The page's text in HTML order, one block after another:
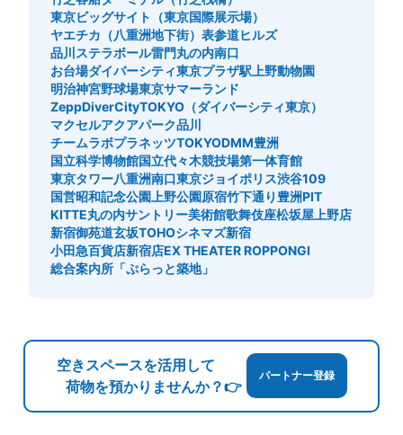
東京ビッグサイト（東京国際展示場）
ヤエチカ（八重洲地下街） 表参道ヒルズ
品川ステラボール雷門丸の内南口
お台場ダイバーシティ東京プラザ駅 上野動物園
明治神宮野球場東京サマーランド
ZeppDiverCityTOKYO（ダイバーシティ東京）
マクセルアクアパーク品川
チームラボプラネッツTOKYODMM豊洲
国立科学博物館国立代々木競技場第一体育館
東京タワー八重洲南口東京ジョイポリス渋谷109
国営昭和記念公園 上野公園原宿竹下通り 豊洲PIT
KITTE丸の内サントリー美術館歌舞伎座松坂屋上野店
新宿御苑道玄坂TOHOシネマズ新宿
小田急百貨店新宿店EX THEATER ROPPONGI
総合案内所「ぷらっと築地」
空きスペースを活用して
荷物を預かりませんか？👉
パートナー登録